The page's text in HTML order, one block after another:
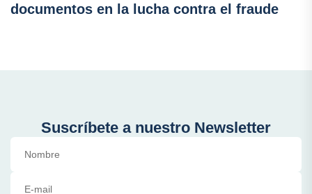
documentos en la lucha contra el fraude
Suscríbete a nuestro Newsletter